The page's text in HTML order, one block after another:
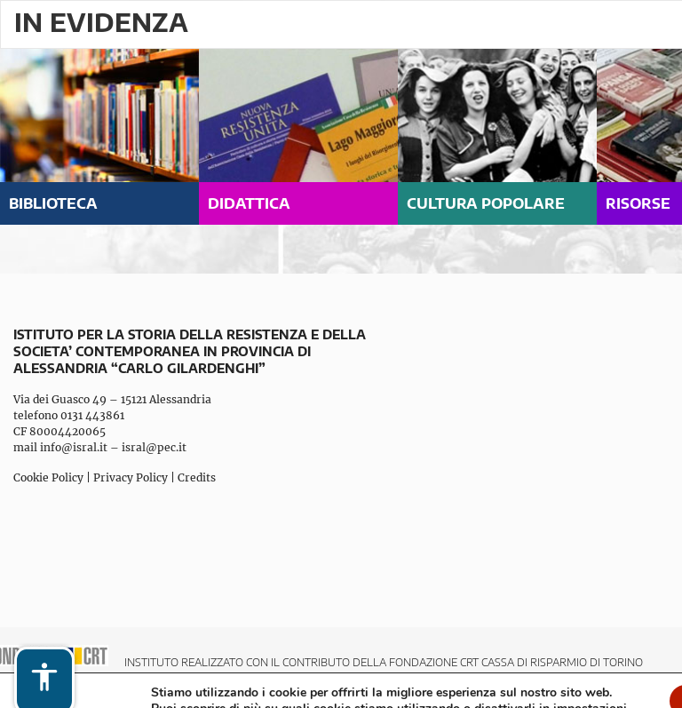
IN EVIDENZA
BIBLIOTECA DIDATTICA CULTURA POPOLARE RISORSE
ISTITUTO PER LA STORIA DELLA RESISTENZA E DELLA
SOCIETA’ CONTEMPORANEA IN PROVINCIA DI
ALESSANDRIA “CARLO GILARDENGHI”
Via dei Guasco 49 – 15121 Alessandria
telefono 0131 443861
CF 80004420065
mail info@isral.it – isral@pec.it
Cookie Policy Privacy Policy Credits
INSTITUTO REALIZZATO CON IL CONTRIBUTO DELLA FONDAZIONE CRT CASSA DI RISPARMIO DI TORINO
Stiamo utilizzando i cookie per offrirti la migliore esperienza sul nostro sito web.